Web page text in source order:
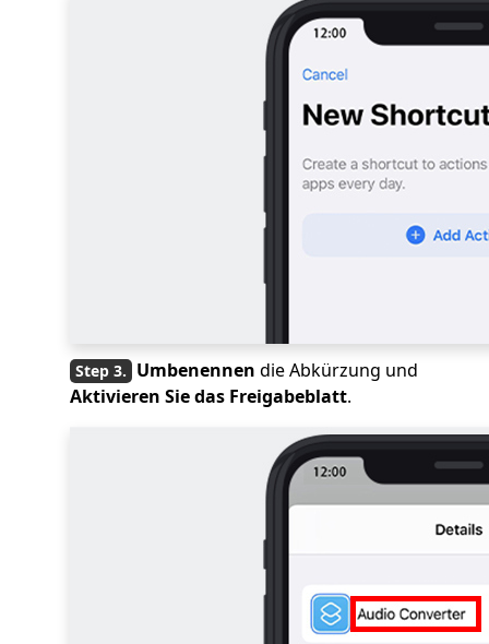
Umbenennen die Abkürzung und
Aktivieren Sie das Freigabeblatt.